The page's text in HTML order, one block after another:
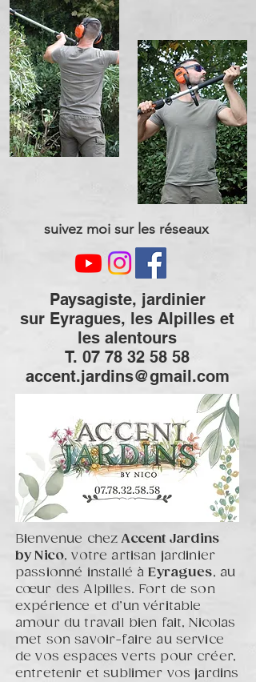
suivez moi sur les réseaux
Paysagiste, jardinier
sur Eyragues, les Alpilles et
les alentours
T. 07 78 32 58 58
accent.jardins@gmail.com
Bienvenue chez Accent Jardins
by Nico, votre artisan jardinier
passionné installé àEyragues, au
cœur des Alpilles. Fort de son
expérience et d’un véritable
amour du travail bien fait, Nicolas
met son savoir-faire au service
de vos espaces verts pour créer,
entretenir et sublimer vos jardins